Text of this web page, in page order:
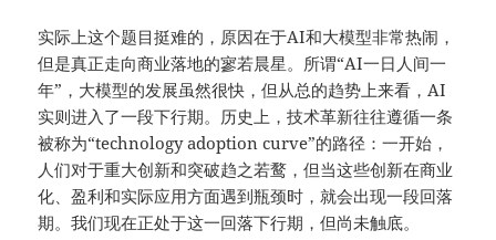
实际上这个题目挺难的，原因在于AI和大模型非常热闹，
但是真正走向商业落地的寥若晨星。所谓“AI一日人间一
年”，大模型的发展虽然很快，但从总的趋势上来看，AI
实则进入了一段下行期。历史上，技术革新往往遵循一条
被称为“technology adoption curve”的路径：一开始，
人们对于重大创新和突破趋之若鹜，但当这些创新在商业
化、盈利和实际应用方面遇到瓶颈时，就会出现一段回落
期。我们现在正处于这一回落下行期，但尚未触底。